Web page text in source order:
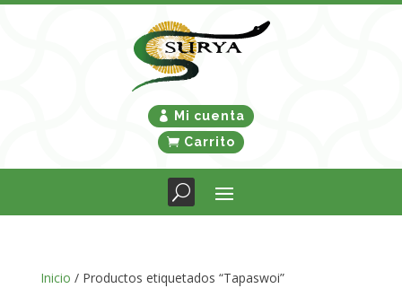
Mi cuenta
Carrito
Inicio / Productos etiquetados “Tapaswoi”